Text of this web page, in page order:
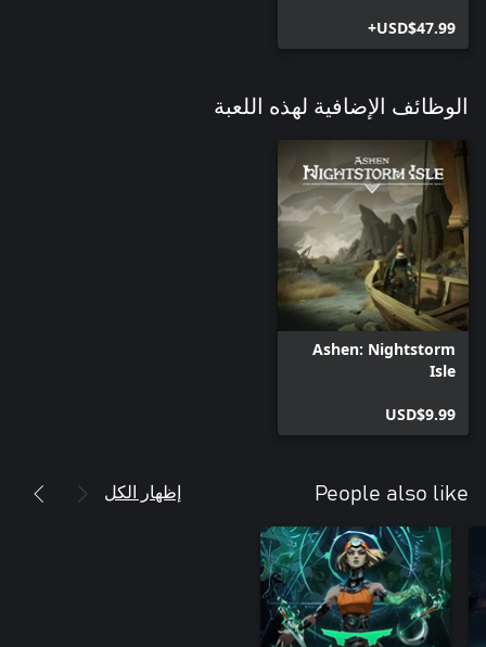
USD$47.99+
الوظائف الإضافية لهذه اللعبة
Ashen: Nightstorm
Isle
USD$9.99
People also like إظهار الكل